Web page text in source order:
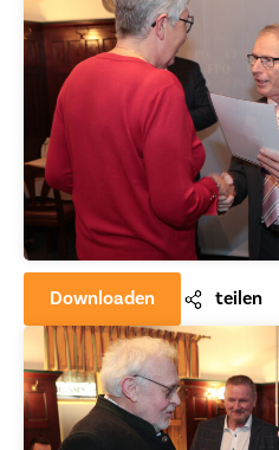
Downloaden teilen